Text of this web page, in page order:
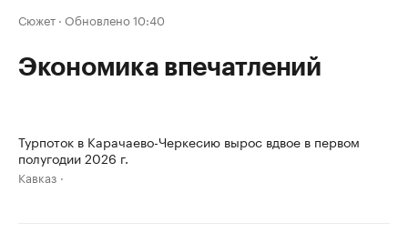
Сюжет · Обновлено 10:40
Экономика впечатлений
Турпоток в Карачаево-Черкесию вырос вдвое в первом
полугодии 2026 г.
Кавказ